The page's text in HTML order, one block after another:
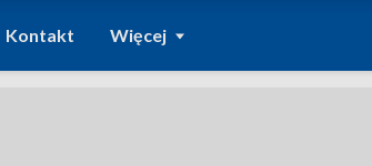
Kontakt Więcej